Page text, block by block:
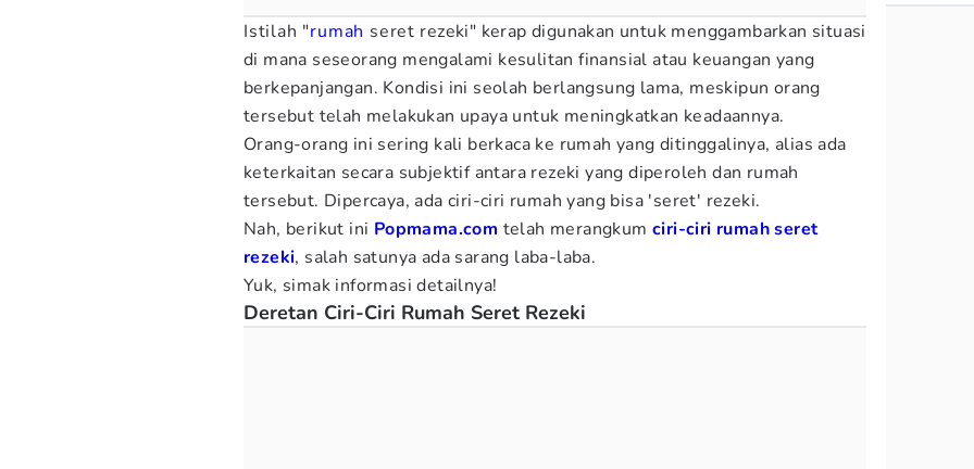
Istilah "rumah seret rezeki" kerap digunakan untuk menggambarkan situasi
di mana seseorang mengalami kesulitan finansial atau keuangan yang
berkepanjangan. Kondisi ini seolah berlangsung lama, meskipun orang
tersebut telah melakukan upaya untuk meningkatkan keadaannya.
Orang-orang ini sering kali berkaca ke rumah yang ditinggalinya, alias ada
keterkaitan secara subjektif antara rezeki yang diperoleh dan rumah
tersebut. Dipercaya, ada ciri-ciri rumah yang bisa 'seret' rezeki.
Nah, berikut ini Popmama.com telah merangkumciri-ciri rumah seret
rezeki, salah satunya ada sarang laba-laba.
Yuk, simak informasi detailnya!
Deretan Ciri-Ciri Rumah Seret Rezeki